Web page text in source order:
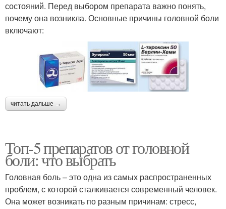
состояний. Перед выбором препарата важно понять,
почему она возникла. Основные причины головной боли
включают:
читать дальше →
Топ-5 препаратов от головной
боли: что выбрать
Головная боль – это одна из самых распространенных
проблем, с которой сталкивается современный человек.
Она может возникать по разным причинам: стресс,